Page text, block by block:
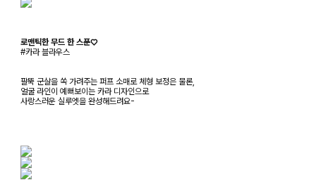
로맨틱한 무드 한 스푼♡
#카라 블라우스
팔뚝 군살을 쏙 가려주는 퍼프 소매로 체형 보정은 물론,
얼굴 라인이 예뻐보이는 카라 디자인으로
사랑스러운 실루엣을 완성해드려요-